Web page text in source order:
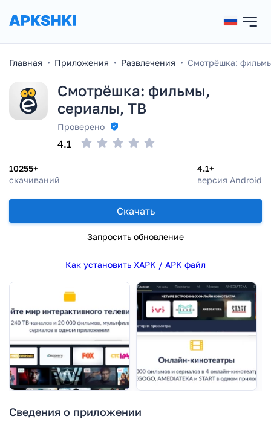
Главная Приложения Развлечения Смотрёшка:
Смотрёшка: фильмы,
сериалы, ТВ
Проверено
10255+
скачиваний
4.1+
версия Android
4.1
Скачать
Запросить обновление
Как установить XAPK / APK файл
Сведения о приложении